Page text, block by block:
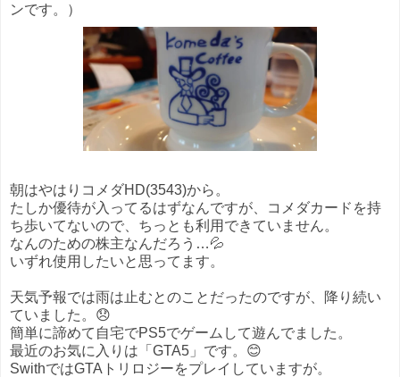
ンです。）
朝はやはりコメダHD(3543)から。
たしか優待が入ってるはずなんですが、コメダカードを持
ち歩いてないので、ちっとも利用できていません。
なんのための株主なんだろう…💦
いずれ使用したいと思ってます。
天気予報では雨は止むとのことだったのですが、降り続い
ていました。😞
簡単に諦めて自宅でPS5でゲームして遊んでました。
最近のお気に入りは「GTA5」です。😊
SwithではGTAトリロジーをプレイしていますが。